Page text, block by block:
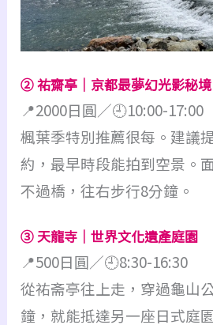
② 祐齋亭｜京都最夢幻光影秘境
📍2000日圓／🕘10:00-17:00
楓葉季特別推薦很每。建議
約，最早時段能拍到空景。
不過橋，往右步行8分鐘。
③ 天龍寺｜世界文化遺產庭園
📍500日圓／🕘8:30-16:30
從祐斋亭往上走，穿過龜山
鐘，就能抵達另一座日式庭